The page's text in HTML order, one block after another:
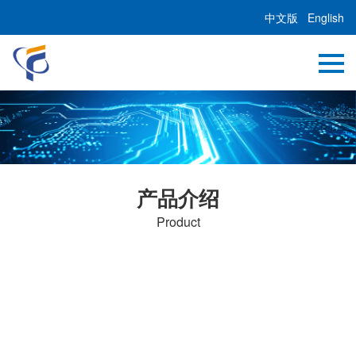
中文版 English
产品介绍
Product